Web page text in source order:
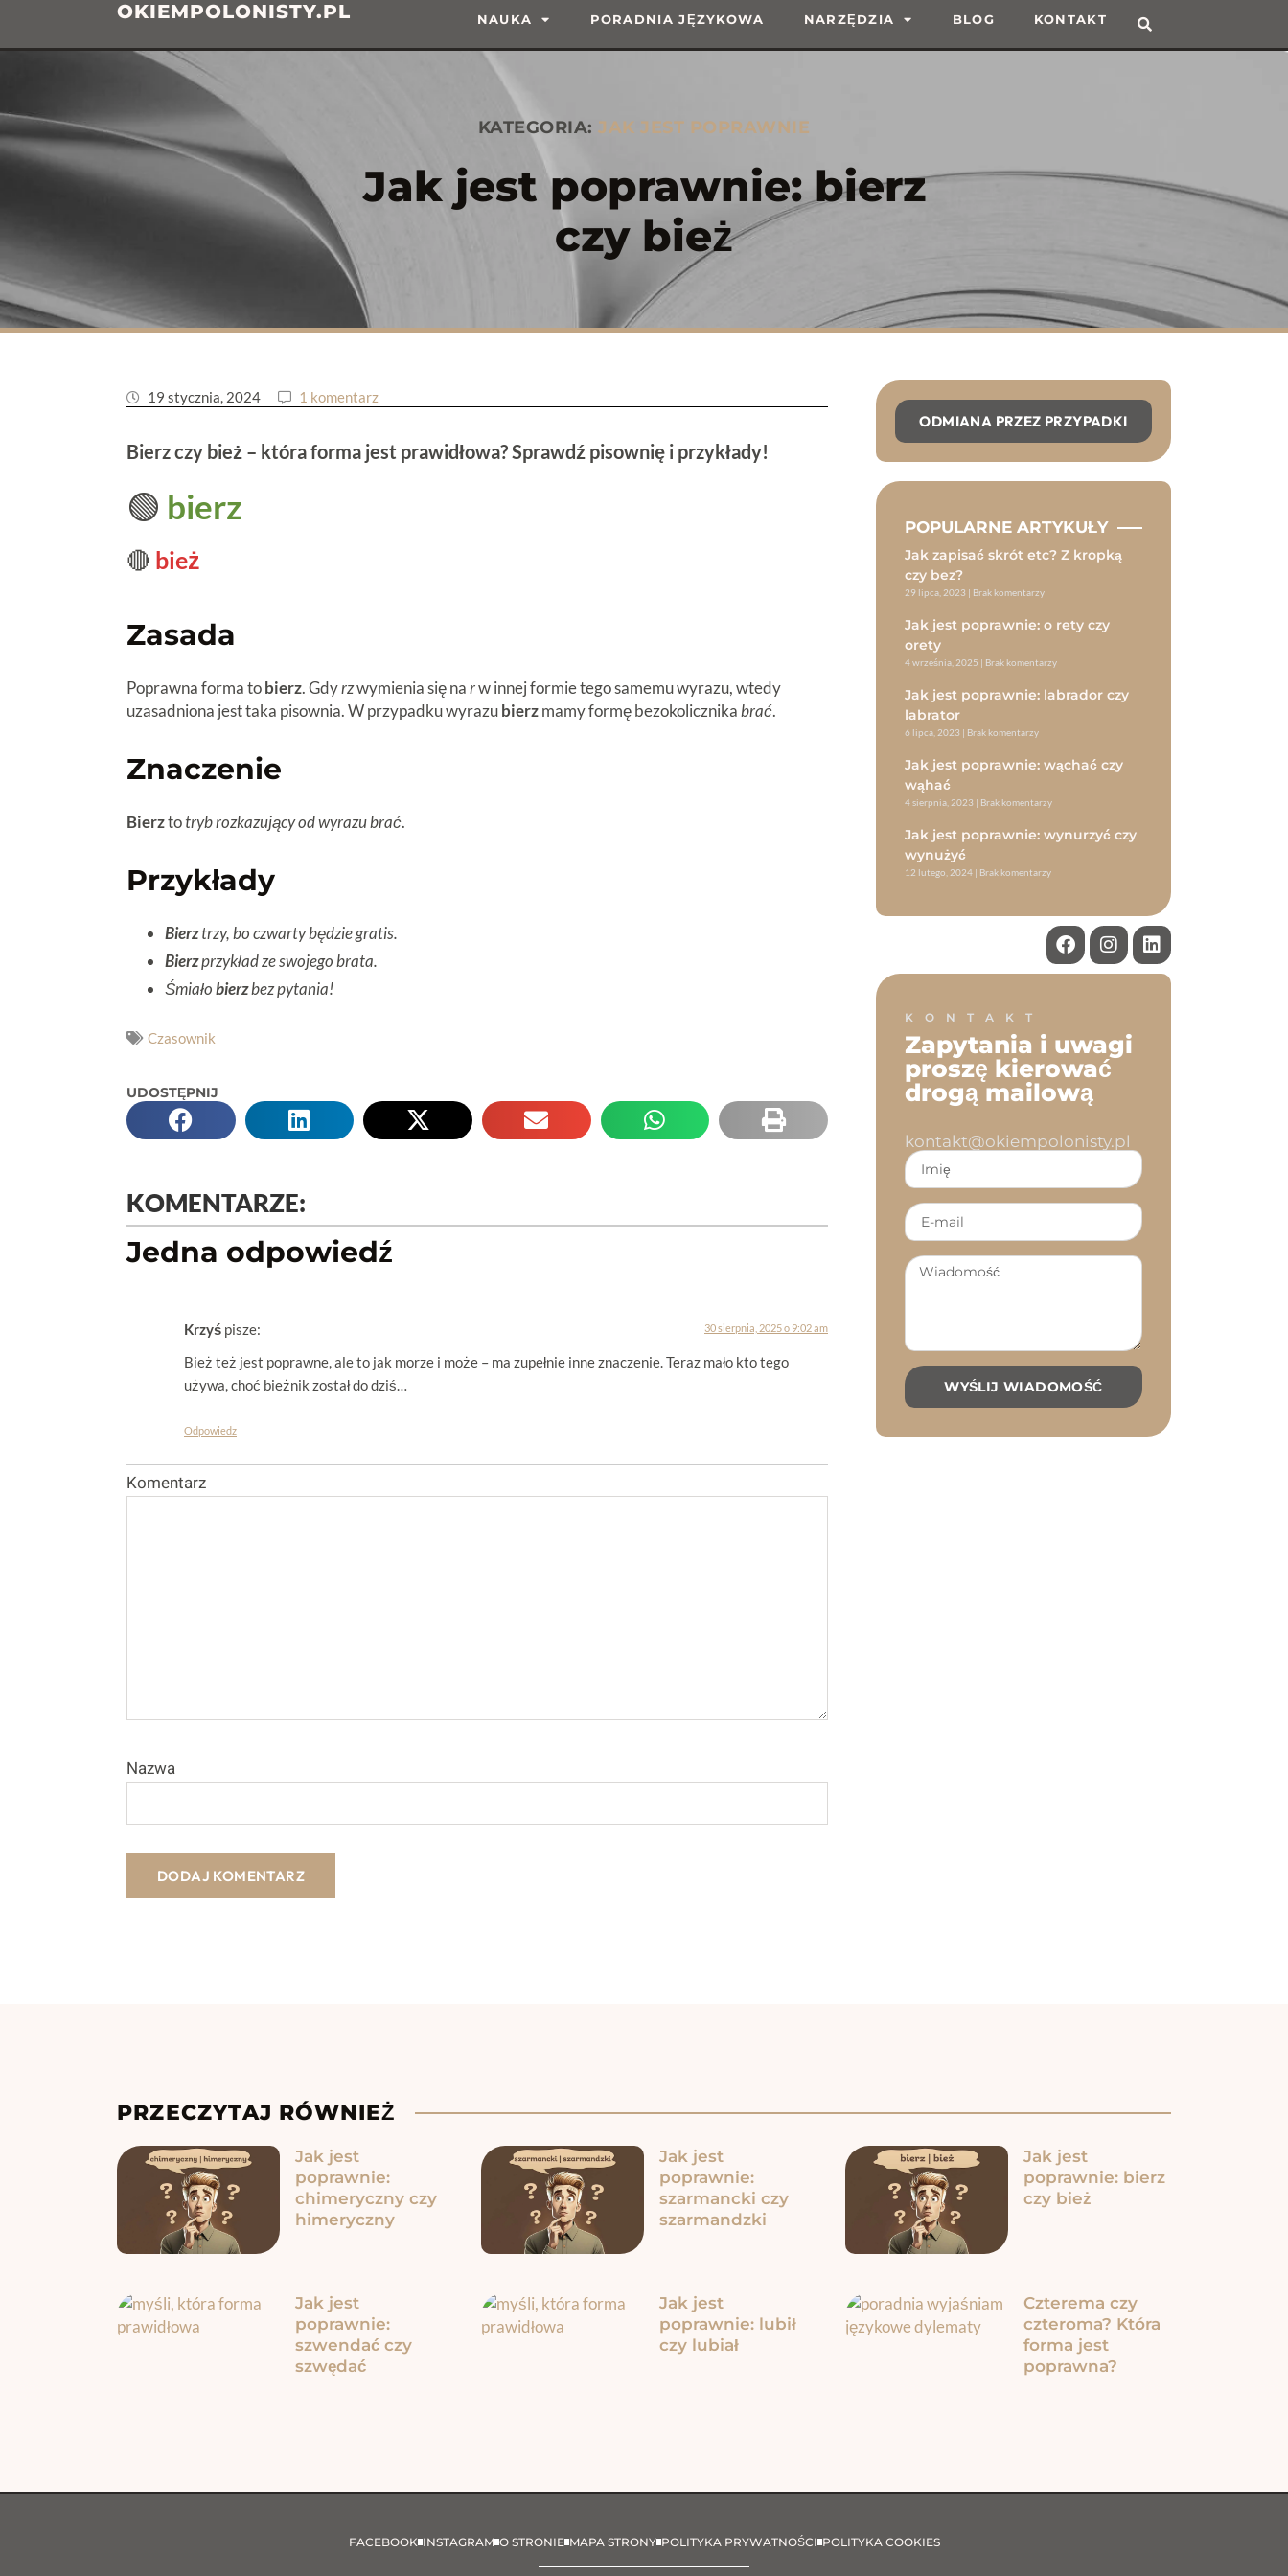
OKIEMPOLONISTY.PL NAUKA PORADNIA JĘZYKOWA NARZĘDZIA BLOG KONTAKT
KATEGORIA: JAK JEST POPRAWNIE
Jak jest poprawnie: bierz
czy bież
19 stycznia, 2024 1 komentarz
Bierz czy bież – która forma jest prawidłowa? Sprawdź pisownię i przykłady!
🟢 bierz
🔴 bież
Zasada
Poprawna forma tobierz. Gdyrzwymienia się narw innej formie tego samemu wyrazu, wtedy
uzasadniona jest taka pisownia. W przypadku wyrazubierzmamy formę bezokolicznikabrać.
Znaczenie
Bierztotryb rozkazujący od wyrazu brać.
Przykłady
Bierztrzy, bo czwarty będzie gratis.
Bierzprzykład ze swojego brata.
Śmiałobierzbez pytania!
Czasownik
UDOSTĘPNIJ
KOMENTARZE:
Jedna odpowiedź
Krzyś pisze: 30 sierpnia, 2025 o 9:02 am
Bież też jest poprawne, ale to jak morze i może – ma zupełnie inne znaczenie. Teraz mało kto tego
używa, choć bieżnik został do dziś…
Odpowiedz
Komentarz
Nazwa
ODMIANA PRZEZ PRZYPADKI
POPULARNE ARTYKUŁY
Jak zapisać skrót etc? Z kropką
czy bez?
29 lipca, 2023 Brak komentarzy
Jak jest poprawnie: o rety czy
orety
4 września, 2025 Brak komentarzy
Jak jest poprawnie: labrador czy
labrator
6 lipca, 2023 Brak komentarzy
Jak jest poprawnie: wąchać czy
wąhać
4 sierpnia, 2023 Brak komentarzy
Jak jest poprawnie: wynurzyć czy
wynużyć
12 lutego, 2024 Brak komentarzy
KONTAKT
Zapytania i uwagi
proszę kierować
drogą mailową
kontakt@okiempolonisty.pl
WYŚLIJ WIADOMOŚĆ
PRZECZYTAJ RÓWNIEŻ
Jak jest
poprawnie:
chimeryczny czy
himeryczny
Jak jest
poprawnie:
szarmancki czy
szarmandzki
Jak jest
poprawnie: bierz
czy bież
Jak jest
poprawnie:
szwendać czy
szwędać
Jak jest
poprawnie: lubił
czy lubiał
Czterema czy
czteroma? Która
forma jest
poprawna?
FACEBOOK INSTAGRAM O STRONIE MAPA STRONY POLITYKA PRYWATNOŚCI POLITYKA COOKIES